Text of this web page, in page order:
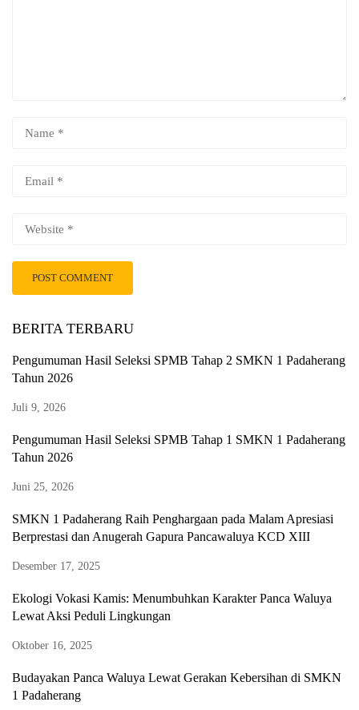
BERITA TERBARU
Pengumuman Hasil Seleksi SPMB Tahap 2 SMKN 1 Padaherang
Tahun 2026
Juli 9, 2026
Pengumuman Hasil Seleksi SPMB Tahap 1 SMKN 1 Padaherang
Tahun 2026
Juni 25, 2026
SMKN 1 Padaherang Raih Penghargaan pada Malam Apresiasi
Berprestasi dan Anugerah Gapura Pancawaluya KCD XIII
Desember 17, 2025
Ekologi Vokasi Kamis: Menumbuhkan Karakter Panca Waluya
Lewat Aksi Peduli Lingkungan
Oktober 16, 2025
Budayakan Panca Waluya Lewat Gerakan Kebersihan di SMKN
1 Padaherang